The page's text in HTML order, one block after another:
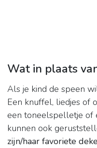
Wat in plaats
Als je kind de speen
Een knuffel, liedjes of
een toneelspelletje of
kunnen ook
zijn/haar favoriete